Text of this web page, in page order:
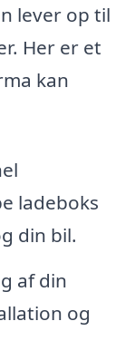
lever op til
Her er et
kan
ladeboks
din bil.
af din
og